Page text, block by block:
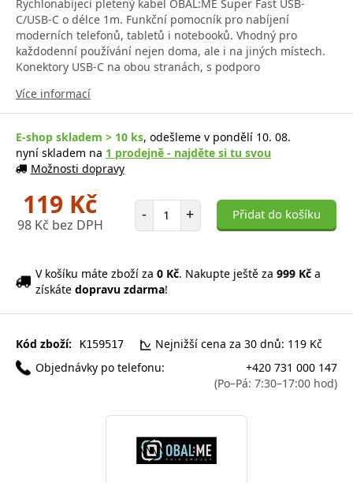
Rychlonabíjecí pletený kabel OBAL:ME Super Fast USB-
C/USB-C o délce 1m. Funkční pomocník pro nabíjení
moderních telefonů, tabletů i notebooků. Vhodný pro
každodenní používání nejen doma, ale i na jiných místech.
Konektory USB-C na obou stranách, s podporo
Více informací
E-shop skladem > 10 ks, odešleme v pondělí 10. 08.
nyní skladem na 1 prodejně - najděte si tu svou
Možnosti dopravy
119 Kč
98 Kč bez DPH
- Počet položek
+ Přidat do košíku
V košíku máte zboží za 0 Kč. Nakupte ještě za 999 Kč a
získáte dopravu zdarma!
Kód zboží: K159517
Nejnižší cena za 30 dnů: 119 Kč
Objednávky po telefonu:
+420 731 000 147
(Po–Pá: 7:30–17:00 hod)